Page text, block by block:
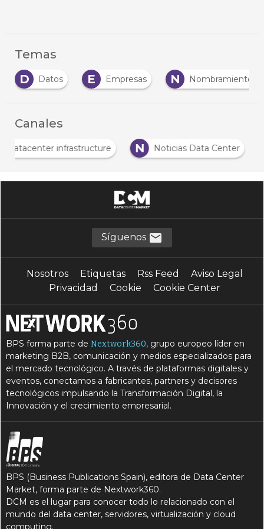
Temas
D
Datos E Empresas N Nombramiento
Canales
Datacenter infrastructure N Noticias Data Center
Síguenos
Nosotros Etiquetas Rss Feed
Aviso Legal
Privacidad
Cookie Cookie Center
BPS forma parte deNextwork360, grupo europeo líder en
marketing B2B, comunicación y medios especializados para
el mercado tecnológico. A través de plataformas digitales y
eventos, conectamos a fabricantes, partners y decisores
tecnológicos impulsando la Transformación Digital, la
Innovación y el crecimiento empresarial.
BPS (Business Publications Spain), editora de Data Center
Market, forma parte de Nextwork360.
DCM es el lugar para conocer todo lo relacionado con el
mundo del data center, servidores, virtualización y cloud
computing.